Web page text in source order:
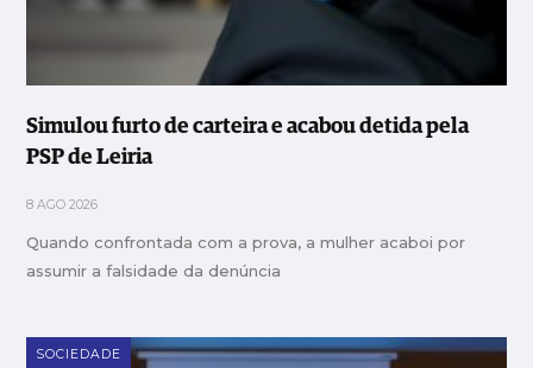
Simulou furto de carteira e acabou detida pela
PSP de Leiria
8 AGO 2026
Quando confrontada com a prova, a mulher acaboi por
assumir a falsidade da denúncia
SOCIEDADE